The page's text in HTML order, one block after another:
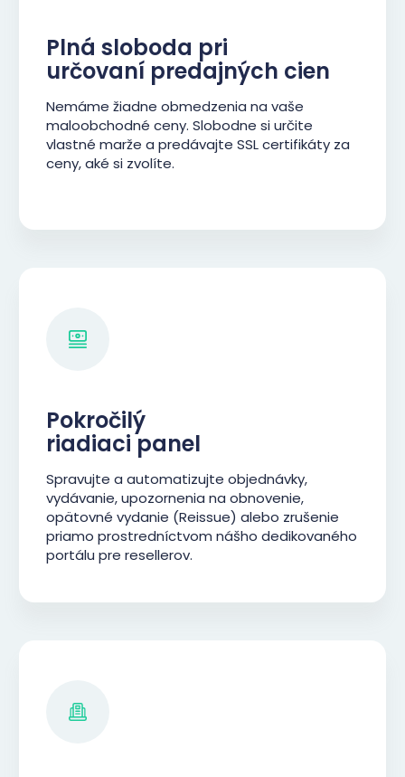
Plná sloboda pri
určovaní predajných cien
Nemáme žiadne obmedzenia na vaše
maloobchodné ceny. Slobodne si určite
vlastné marže a predávajte SSL certifikáty za
ceny, aké si zvolíte.
Pokročilý
riadiaci panel
Spravujte a automatizujte objednávky,
vydávanie, upozornenia na obnovenie,
opätovné vydanie (Reissue) alebo zrušenie
priamo prostredníctvom nášho dedikovaného
portálu pre resellerov.